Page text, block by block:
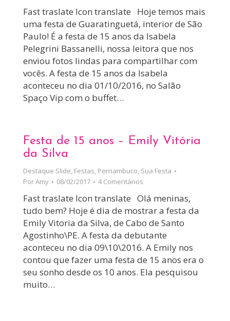
Fast traslate Icon translate Hoje temos mais
uma festa de Guaratinguetá, interior de São
Paulo! É a festa de 15 anos da Isabela
Pelegrini Bassanelli, nossa leitora que nos
enviou fotos lindas para compartilhar com
vocês. A festa de 15 anos da Isabela
aconteceu no dia 01/10/2016, no Salão
Spaço Vip com o buffet…
Festa de 15 anos – Emily Vitória
da Silva
Destaque Slide, Festas, Pernambuco, Sua Festa
PorAmy 08/02/2017 4 Comentários
Fast traslate Icon translate Olá meninas,
tudo bem? Hoje é dia de mostrar a festa da
Emily Vitoria da Silva, de Cabo de Santo
Agostinho\PE. A festa da debutante
aconteceu no dia 09\10\2016. A Emily nos
contou que fazer uma festa de 15 anos era o
seu sonho desde os 10 anos. Ela pesquisou
muito…